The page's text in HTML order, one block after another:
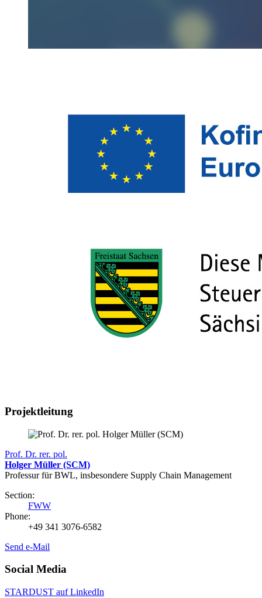
Projektleitung
Prof. Dr. rer. pol.
Holger Müller (SCM)
Professur für BWL, insbesondere Supply Chain Management
Section:
FWW
Phone:
+49 341 3076-6582
Send e-Mail
Social Media
STARDUST auf LinkedIn